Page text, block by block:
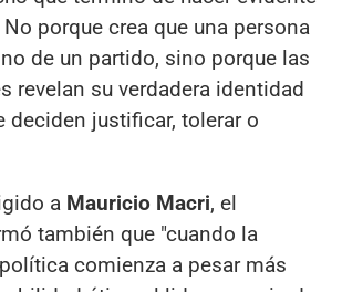
porque crea que una persona
de un partido, sino porque las
revelan su verdadera identidad
deciden justificar, tolerar o
a Mauricio Macri, el
también que "cuando la
comienza a pesar más